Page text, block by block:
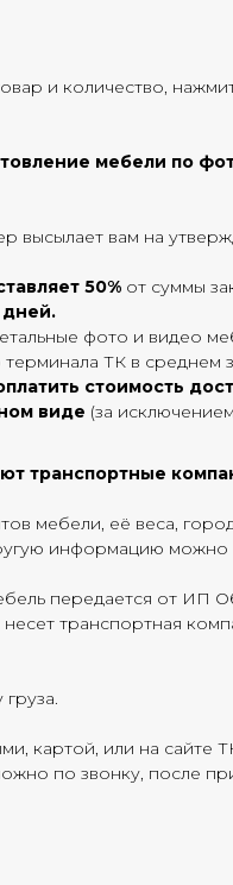
и количество,
мебели по
высылает вам на
50% от суммы
дней.
фото и видео
ТК в среднем
стоимость
виде (за
транспортные
мебели, её веса,
информацию можно
передается от ИП
транспортная
картой, или на сайте
по звонку, после